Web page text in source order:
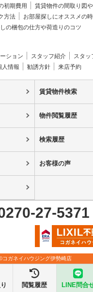
初期費用
賃貸物件の間取り図
方法
お部屋探しにオススメの
の梱包の仕方や荷造りのコツ
ション スタッフ紹介
スタッ
人情報 勧誘方針 来店予約
賃貸物件検索
物件閲覧履歴
検索履歴
お客様の声
27-5371
コガネイハウジング伊勢崎店
閲覧履歴 LINE問合